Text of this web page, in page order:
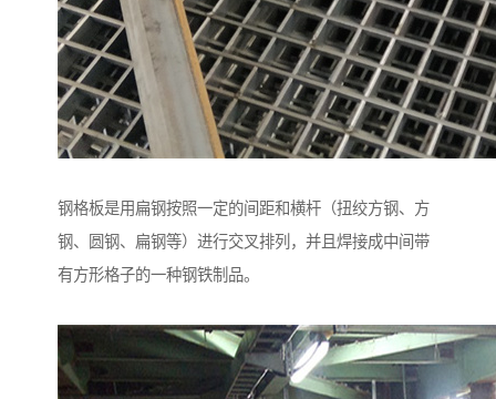
钢格板是用扁钢按照一定的间距和横杆（扭绞方钢、方
钢、圆钢、扁钢等）进行交叉排列，并且焊接成中间带
有方形格子的一种钢铁制品。